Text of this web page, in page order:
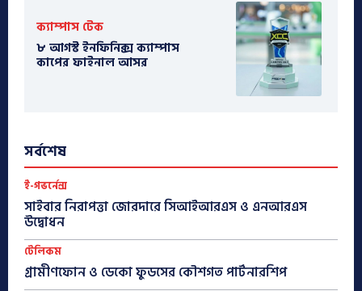
ক্যাম্পাস টেক
৮ আগস্ট ইনফিনিক্স ক্যাম্পাস
কাপের ফাইনাল আসর
সর্বশেষ
ই-গভর্নেন্স
সাইবার নিরাপত্তা জোরদারে সিআইআরএস ও এনআরএস
উদ্বোধন
টেলিকম
গ্রামীণফোন ও ডেকো ফুডসের কৌশগত পার্টনারশিপ